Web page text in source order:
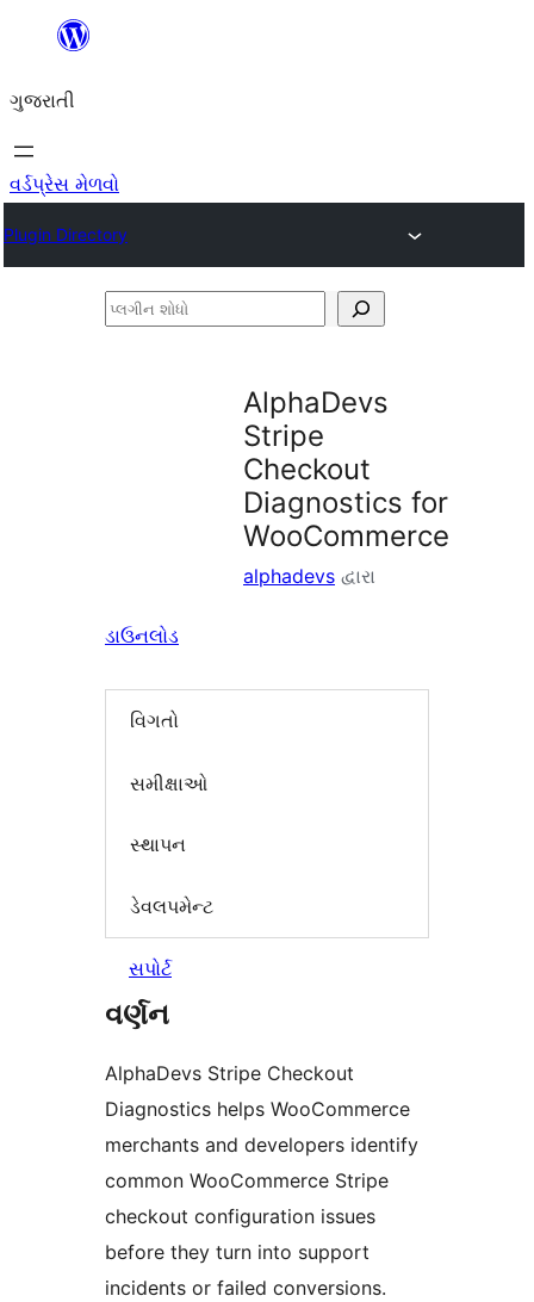
કંટેન્ટ(લખાણ)
જાઓ
ગુજરાતી
વર્ડપ્રેસ મેળવો
Plugin Directory
પ્લગીન
AlphaDevs
Stripe
Checkout
Diagnostics for
WooCommerce
alphadevs દ્વારા
ડાઉનલોડ
વિગતો
સમીક્ષાઓ
સ્થાપન
ડેવલપમેન્ટ
સપોર્ટ
વર્ણન
AlphaDevs Stripe Checkout
Diagnostics helps WooCommerce
merchants and developers identify
common WooCommerce Stripe
checkout configuration issues
before they turn into support
incidents or failed conversions.